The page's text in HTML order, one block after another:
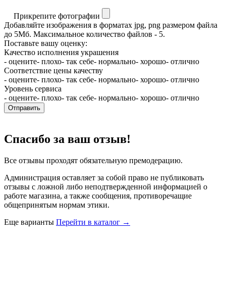
Прикрепите фотографии
Добавляйте изображения в форматах jpg, png размером файла
до 5Мб. Максимальное количество файлов - 5.
Поставьте вашу оценку:
Качество исполнения украшения
- оцените- плохо- так себе- нормально- хорошо- отлично
Соответствие цены качеству
- оцените- плохо- так себе- нормально- хорошо- отлично
Уровень сервиса
- оцените- плохо- так себе- нормально- хорошо- отлично
Отправить
Спасибо за ваш отзыв!
Все отзывы проходят обязательную премодерацию.
Администрация оставляет за собой право не публиковать
отзывы с ложной либо неподтвержденной информацией о
работе магазина, а также сообщения, противоречащие
общепринятым нормам этики.
Еще варианты Перейти в каталог →